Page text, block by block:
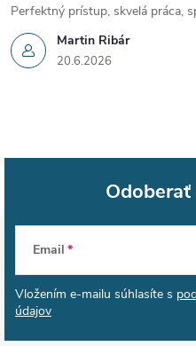
Martin Ribár
20.6.2026
Perfektný prístup, skvelá práca,
Z
á
p
Email
Vložením e-mailu súhlasíte s
údajov